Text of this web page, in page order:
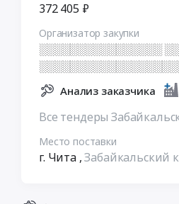
372 405 ₽
Организатор закупки
░░░░░░░░░░░░░░░░
Анализ заказчика
Все тендеры
Место поставки
г. Чита ,Забайкальский